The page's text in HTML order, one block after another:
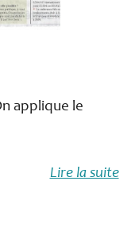
applique le
Lire la suite